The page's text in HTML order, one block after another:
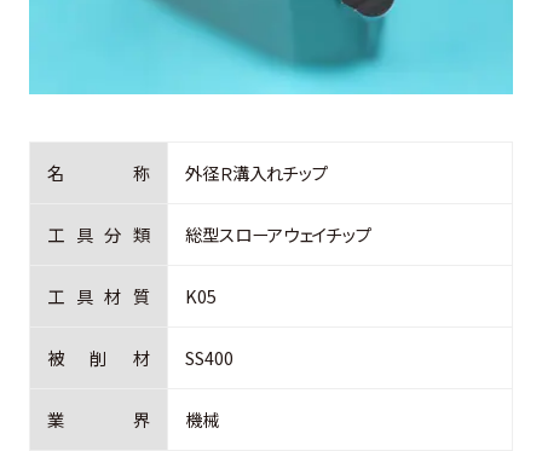
オンライン工場見学
名 称 外径Ｒ溝入れチップ
工 具 分 類 総型スローアウェイチップ
工 具 材 質 K05
被 削 材 SS400
業 界 機械